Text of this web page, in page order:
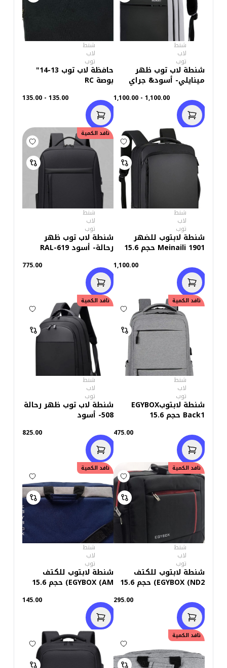
شنط
لاب
توب
شنطة لاب توب ظهر
مينايلي- أسود& جراي
1,100.00 - 1,100.00
شنط
لاب
توب
حافظة لاب توب 13-14"
بوصة RC
135.00 - 135.00
شنط
لاب
توب
شنطة لابتوب للضهر
Meinaili 1901 حجم 15.6
1,100.00
نافد الكمية
شنط
لاب
توب
شنطة لاب توب ظهر
رحالة- أسود RAL-619
775.00
نافد الكمية
شنط
لاب
توب
شنطة لابتوبEGYBOX
Back1 حجم 15.6
475.00
نافد الكمية
شنط
لاب
توب
شنطة لاب توب ظهر رحالة
508- أسود
825.00
نافد الكمية
شنط
لاب
توب
شنطة لابتوب للكتف
EGYBOX (ND2) حجم 15.6
295.00
نافد الكمية
شنط
لاب
توب
شنطة لابتوب للكتف
EGYBOX (AM) حجم 15.6
145.00
نافد الكمية